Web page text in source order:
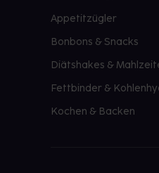
Appetitzügler
Bonbons & Snacks
Diätshakes &
Fettbinder &
Kochen & Backen